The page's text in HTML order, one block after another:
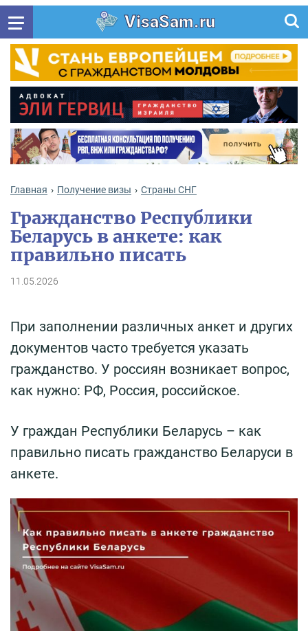
VisaSam.ru
Главная Получение визы Cтраны СНГ
Гражданство Республики
Беларусь в анкете: как
правильно писать
11.05.2026
При заполнении различных анкет и других
документов часто требуется указать
гражданство. У россиян возникает вопрос,
как нужно: РФ, Россия, российское.
У граждан Республики Беларусь – как
правильно писать гражданство Беларуси в
анкете.